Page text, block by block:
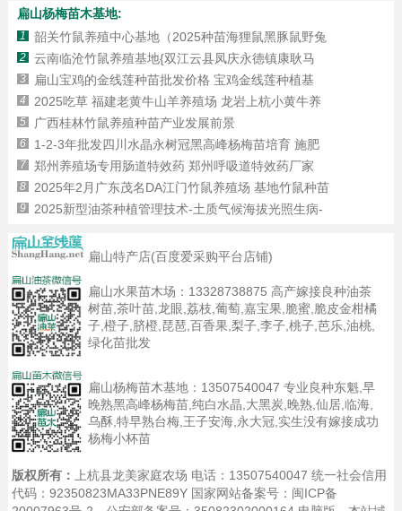
扁山杨梅苗木基地:
1 韶关竹鼠养殖中心基地（2025种苗海狸鼠黑豚鼠野兔
2 云南临沧竹鼠养殖基地{双江云县凤庆永德镇康耿马
3 扁山宝鸡的金线莲种苗批发价格 宝鸡金线莲种植基
4 2025吃草 福建老黄牛山羊养殖场 龙岩上杭小黄牛养
5 广西桂林竹鼠养殖种苗产业发展前景
6 1-2-3年批发四川水晶永树冠黑高峰杨梅苗培育 施肥
7 郑州养殖场专用肠道特效药 郑州呼吸道特效药厂家
8 2025年2月广东茂名DA江门竹鼠养殖场 基地竹鼠种苗
9 2025新型油茶种植管理技术-土质气候海拔光照生病-
扁山特产店(百度爱采购平台店铺)
扁山水果苗木场： 13328738875 高产嫁接良种油茶
树苗,茶叶苗,龙眼,荔枝,葡萄,嘉宝果,脆蜜,脆皮金柑橘
子,橙子,脐橙,琵琶,百香果,梨子,李子,桃子,芭乐,油桃,
绿化苗批发
扁山杨梅苗木基地： 13507540047 专业良种东魁,早
晚熟黑高峰杨梅苗,纯白水晶,大黑炭,晚熟,仙居,临海,
乌酥,特早熟台梅,王子安海,永大冠,实生没有嫁接成功
杨梅小杯苗
版权所有：上杭县龙美家庭农场 电话：13507540047 统一社会信用
代码：92350823MA33PNE89Y 国家网站备案号： 闽ICP备